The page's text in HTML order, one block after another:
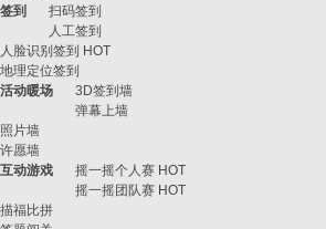
签到
扫码签到
人工签到
人脸识别签到 HOT
地理定位签到
活动暖场
3D签到墙
弹幕上墙
照片墙
许愿墙
互动游戏
摇一摇个人赛 HOT
摇一摇团队赛 HOT
描福比拼